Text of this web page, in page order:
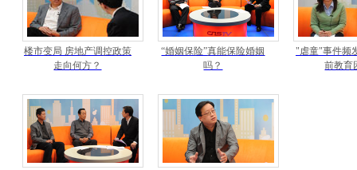
楼市变局 房地产调控政策
走向何方？
“婚姻保险”真能保险婚姻
吗？
"虐童"事件频
前教育